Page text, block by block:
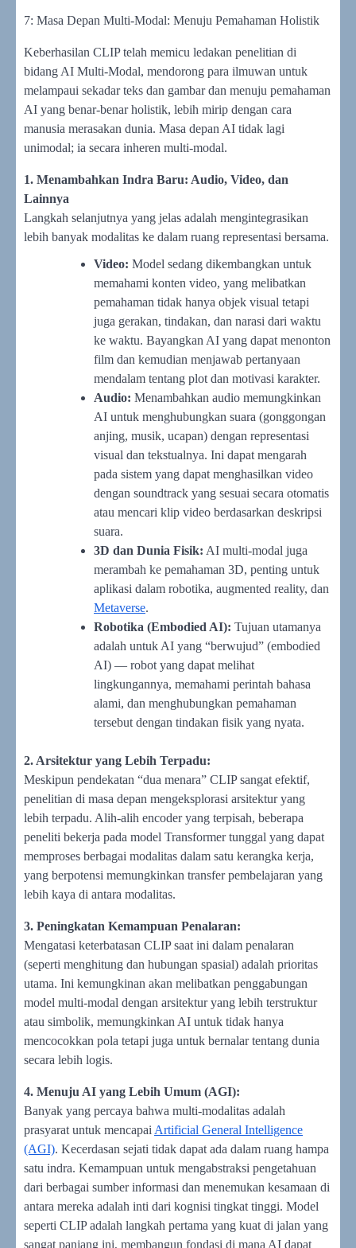
7: Masa Depan Multi-Modal: Menuju Pemahaman Holistik
Keberhasilan CLIP telah memicu ledakan penelitian di
bidang AI Multi-Modal, mendorong para ilmuwan untuk
melampaui sekadar teks dan gambar dan menuju pemahaman
AI yang benar-benar holistik, lebih mirip dengan cara
manusia merasakan dunia. Masa depan AI tidak lagi
unimodal; ia secara inheren multi-modal.
1. Menambahkan Indra Baru: Audio, Video, dan
Lainnya
Langkah selanjutnya yang jelas adalah mengintegrasikan
lebih banyak modalitas ke dalam ruang representasi bersama.
Video: Model sedang dikembangkan untuk
memahami konten video, yang melibatkan
pemahaman tidak hanya objek visual tetapi
juga gerakan, tindakan, dan narasi dari waktu
ke waktu. Bayangkan AI yang dapat menonton
film dan kemudian menjawab pertanyaan
mendalam tentang plot dan motivasi karakter.
Audio: Menambahkan audio memungkinkan
AI untuk menghubungkan suara (gonggongan
anjing, musik, ucapan) dengan representasi
visual dan tekstualnya. Ini dapat mengarah
pada sistem yang dapat menghasilkan video
dengan soundtrack yang sesuai secara otomatis
atau mencari klip video berdasarkan deskripsi
suara.
3D dan Dunia Fisik: AI multi-modal juga
merambah ke pemahaman 3D, penting untuk
aplikasi dalam robotika, augmented reality, dan
Metaverse.
Robotika (Embodied AI): Tujuan utamanya
adalah untuk AI yang “berwujud” (embodied
AI) — robot yang dapat melihat
lingkungannya, memahami perintah bahasa
alami, dan menghubungkan pemahaman
tersebut dengan tindakan fisik yang nyata.
2. Arsitektur yang Lebih Terpadu:
Meskipun pendekatan “dua menara” CLIP sangat efektif,
penelitian di masa depan mengeksplorasi arsitektur yang
lebih terpadu. Alih-alih encoder yang terpisah, beberapa
peneliti bekerja pada model Transformer tunggal yang dapat
memproses berbagai modalitas dalam satu kerangka kerja,
yang berpotensi memungkinkan transfer pembelajaran yang
lebih kaya di antara modalitas.
3. Peningkatan Kemampuan Penalaran:
Mengatasi keterbatasan CLIP saat ini dalam penalaran
(seperti menghitung dan hubungan spasial) adalah prioritas
utama. Ini kemungkinan akan melibatkan penggabungan
model multi-modal dengan arsitektur yang lebih terstruktur
atau simbolik, memungkinkan AI untuk tidak hanya
mencocokkan pola tetapi juga untuk bernalar tentang dunia
secara lebih logis.
4. Menuju AI yang Lebih Umum (AGI):
Banyak yang percaya bahwa multi-modalitas adalah
prasyarat untuk mencapai Artificial General Intelligence
(AGI). Kecerdasan sejati tidak dapat ada dalam ruang hampa
satu indra. Kemampuan untuk mengabstraksi pengetahuan
dari berbagai sumber informasi dan menemukan kesamaan di
antara mereka adalah inti dari kognisi tingkat tinggi. Model
seperti CLIP adalah langkah pertama yang kuat di jalan yang
sangat panjang ini, membangun fondasi di mana AI dapat